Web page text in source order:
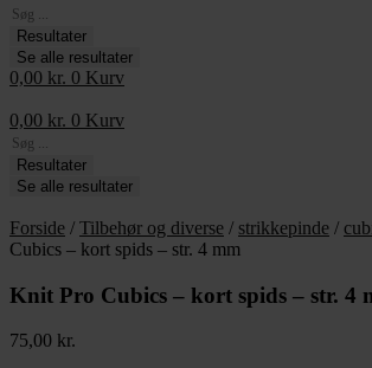
Search
...Resultater
Se alle resultater
0,00 kr. 0 Kurv
0,00 kr. 0 Kurv
Search
...Resultater
Se alle resultater
Forside / Tilbehør og diverse / strikkepinde /
Cubics – kort spids – str. 4 mm
Knit Pro Cubics – kort spids – str. 4
75,00 kr.